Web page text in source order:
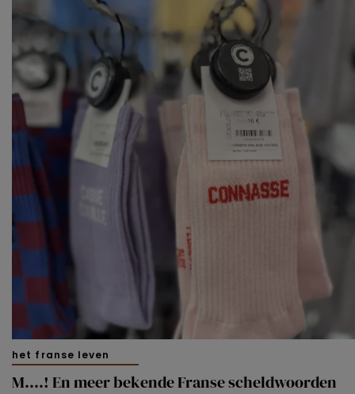
het franse leven
M….! En meer bekende Franse scheldwoorden